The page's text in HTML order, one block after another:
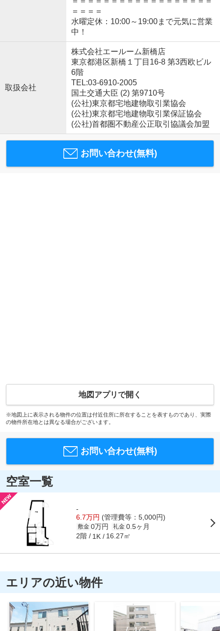
＝＝＝＝
水曜定休：10:00～19:00まで元気に営業
中！
取扱会社
株式会社エールーム新橋店
東京都港区新橋１丁目16-8 第3西欧ビル
6階
TEL:03-6910-2005
国土交通大臣 (2) 第9710号
(公社)東京都宅地建物取引業協会
(公社)東京都宅地建物取引業保証協会
(公社)首都圏不動産公正取引協議会加盟
お問い合わせ(無料)
地図アプリで開く
※地図上に表示される物件の位置は付近住所に所在することを表すものであり、実際
の物件所在地とは異なる場合がございます。
お問い合わせ(無料)
空室一覧
-
6.7万円 (管理費等：5,000円)
敷金 0万円 礼金 0.5ヶ月
2階 1K 16.27㎡
エリアの近い物件